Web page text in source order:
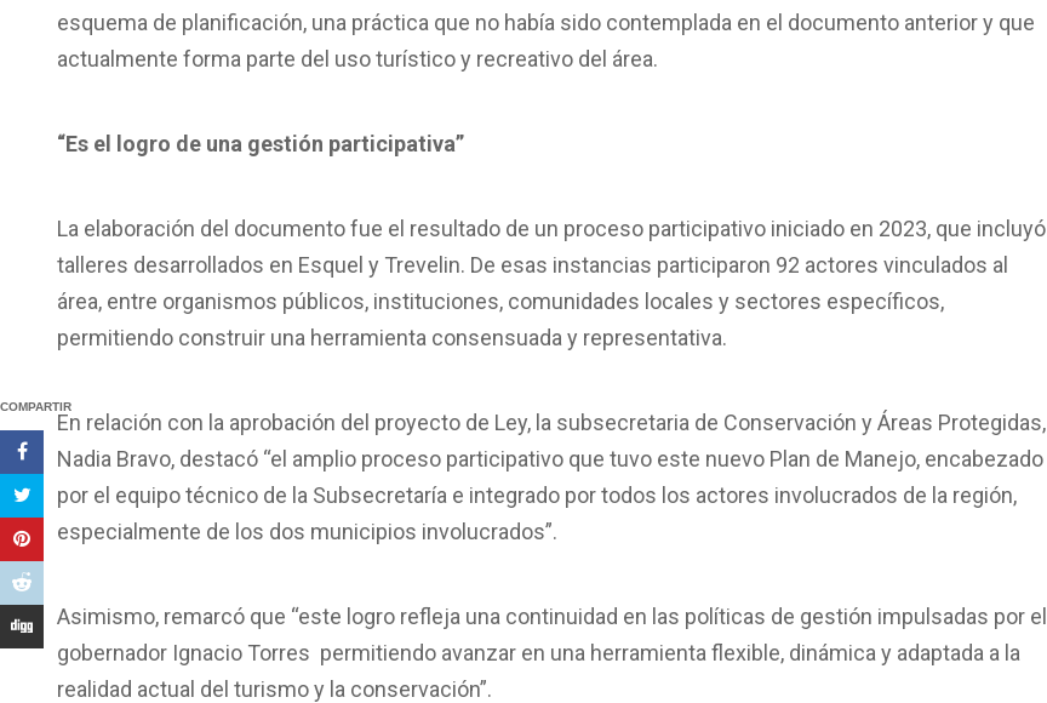
COMPARTIR
esquema de planificación, una práctica que no había sido contemplada en el documento anterior y que
actualmente forma parte del uso turístico y recreativo del área.
“Es el logro de una gestión participativa”
La elaboración del documento fue el resultado de un proceso participativo iniciado en 2023, que incluyó
talleres desarrollados en Esquel y Trevelin. De esas instancias participaron 92 actores vinculados al
área, entre organismos públicos, instituciones, comunidades locales y sectores específicos,
permitiendo construir una herramienta consensuada y representativa.
En relación con la aprobación del proyecto de Ley, la subsecretaria de Conservación y Áreas Protegidas,
Nadia Bravo, destacó “el amplio proceso participativo que tuvo este nuevo Plan de Manejo, encabezado
por el equipo técnico de la Subsecretaría e integrado por todos los actores involucrados de la región,
especialmente de los dos municipios involucrados”.
Asimismo, remarcó que “este logro refleja una continuidad en las políticas de gestión impulsadas por el
gobernador Ignacio Torres permitiendo avanzar en una herramienta flexible, dinámica y adaptada a la
realidad actual del turismo y la conservación”.